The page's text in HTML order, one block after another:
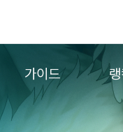
가이드